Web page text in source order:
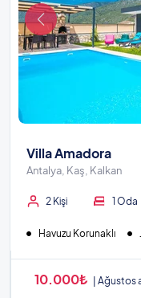
Villa Amadora
Antalya, Kaş, Kalkan
2 Kişi 1 Oda
Havuzu Korunaklı
10.000₺ Ağustos